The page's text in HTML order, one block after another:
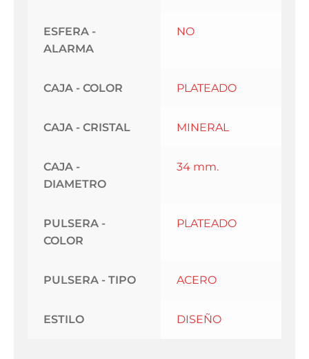
ESFERA -
ALARMA
NO
CAJA - COLOR PLATEADO
CAJA - CRISTAL MINERAL
CAJA -
DIAMETRO
34 mm.
PULSERA -
COLOR
PLATEADO
PULSERA - TIPO ACERO
ESTILO DISEÑO